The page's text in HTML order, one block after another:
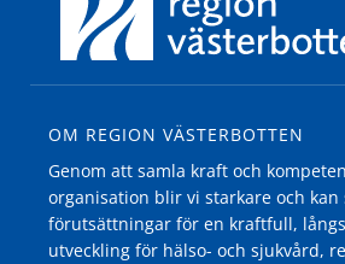
OM REGION VÄSTERBOTTEN
Genom att samla kraft och
organisation blir vi starkare och kan
förutsättningar för en kraftfull,
utveckling för hälso- och sjukvård,